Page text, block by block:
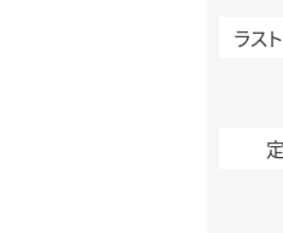
ラス